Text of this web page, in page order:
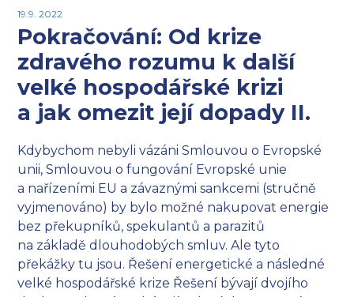
19.9. 2022
Pokračování: Od krize
zdravého rozumu k další
velké hospodářské krizi
a jak omezit její dopady II.
Kdybychom nebyli vázáni Smlouvou o Evropské
unii, Smlouvou o fungování Evropské unie
a nařízeními EU a závaznými sankcemi (stručně
vyjmenováno) by bylo možné nakupovat energie
bez překupníků, spekulantů a parazitů
na základě dlouhodobých smluv. Ale tyto
překážky tu jsou. Řešení energetické a následné
velké hospodářské krize Řešení bývají dvojího